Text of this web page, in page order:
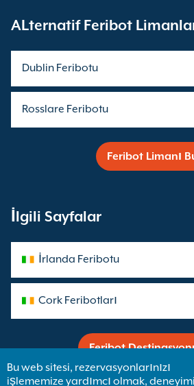
ALternatif Feribot
Dublin Feribotu
Rosslare Feribotu
Feribot Limanı
İlgili Sayfalar
İrlanda Feribotu
Cork Feribotları
Feribot
Bu web sitesi, rezervasyonlarınızı
işlememize yardımcı olmak,